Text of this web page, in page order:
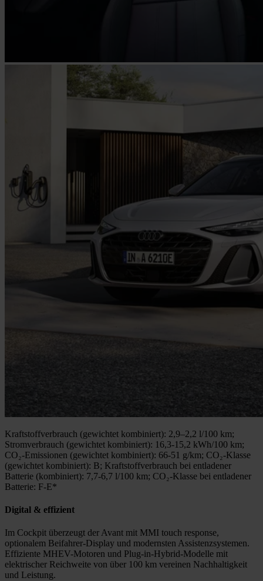
Kraftstoffverbrauch (gewichtet kombiniert): 2,9–2,2 l/100 km;
Stromverbrauch (gewichtet kombiniert): 16,3-15,2 kWh/100 km;
CO₂-Emissionen (gewichtet kombiniert): 66-51 g/km; CO₂-Klasse
(gewichtet kombiniert): B; Kraftstoffverbrauch bei entladener
Batterie (kombiniert): 7,7-6,7 l/100 km; CO₂-Klasse bei entladener
Batterie: F-E*
Digital & effizient
Im Cockpit überzeugt der Avant mit MMI touch response,
optionalem Beifahrer-Display und modernsten Assistenzsystemen.
Effiziente MHEV-Motoren und Plug-in-Hybrid-Modelle mit
elektrischer Reichweite von über 100 km vereinen Nachhaltigkeit
und Leistung.